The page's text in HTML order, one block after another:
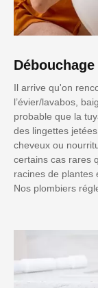
Il arrive qu'on
l’évier/lavabos,
probable que la
des lingettes
cheveux ou
certains cas rares
racines de plantes
Nos plombiers